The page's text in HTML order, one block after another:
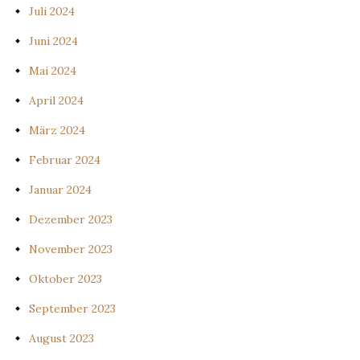
Juli 2024
Juni 2024
Mai 2024
April 2024
März 2024
Februar 2024
Januar 2024
Dezember 2023
November 2023
Oktober 2023
September 2023
August 2023